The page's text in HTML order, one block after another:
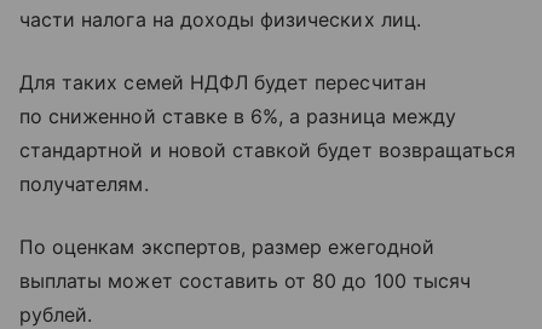
части налога на доходы физических лиц.
Для таких семей НДФЛ будет пересчитан
по сниженной ставке в 6%, а разница между
стандартной и новой ставкой будет возвращаться
получателям.
По оценкам экспертов, размер ежегодной
выплаты может составить от 80 до 100 тысяч
рублей.